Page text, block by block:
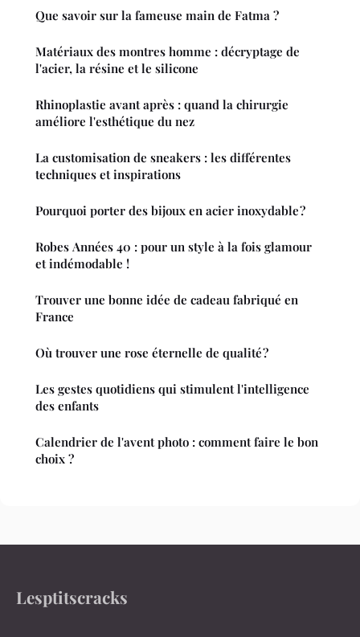
Que savoir sur la fameuse main de Fatma ?
Matériaux des montres homme : décryptage de
l'acier, la résine et le silicone
Rhinoplastie avant après : quand la chirurgie
améliore l'esthétique du nez
La customisation de sneakers : les différentes
techniques et inspirations
Pourquoi porter des bijoux en acier inoxydable ?
Robes Années 40 : pour un style à la fois glamour
et indémodable !
Trouver une bonne idée de cadeau fabriqué en
France
Où trouver une rose éternelle de qualité ?
Les gestes quotidiens qui stimulent l'intelligence
des enfants
Calendrier de l'avent photo : comment faire le bon
choix ?
Lesptitscracks